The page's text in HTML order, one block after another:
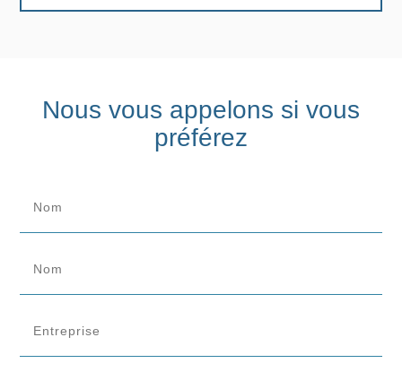
Nous vous appelons si vous
préférez